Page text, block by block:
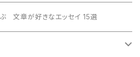
ぶ 文章が好きなエッセイ 15選